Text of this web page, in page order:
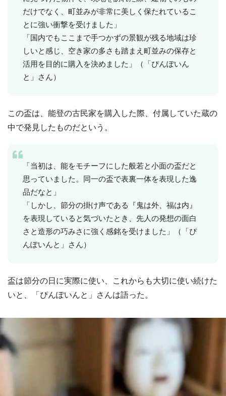
だけでなく、町並みが非常に美しく保たれているこ
とに強い衝撃を受けました」
「国内でもここまで手つかずの景観が残る地域は珍
しいと感じ、空き家の多さも踏まえ町並みの保存と
活用を目的に購入を決めました」（「ぴんぽいん
と」さん）
この盃は、能登の古民家を購入した際、付属していた蔵の
中で発見したものだという。
「当初は、能をモチーフにした般若と小面の盃だと
思っていました。同一の盃で表裏一体を表現した逸
品だなと」
「しかし、節分の掛け声である『鬼は外、福は内』
を表現していると気づいたとき、先人の発想の面白
さと造形の巧みさに強く感銘を受けました」（「ぴ
んぽいんと」さん）
盃は節分の日に実際に使い、これからも大切に使い続けた
いと、「ぴんぽいんと」さんは語った。